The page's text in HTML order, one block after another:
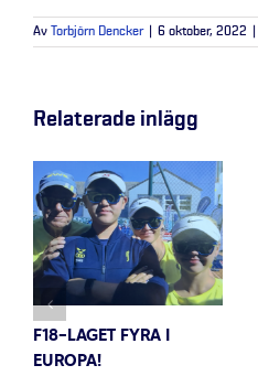
Av Torbjörn Dencker 6 oktober, 2022
Relaterade inlägg
F18-LAGET FYRA I
EUROPA!